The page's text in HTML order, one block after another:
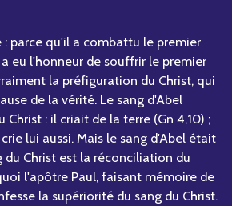
parce qu'il a combattu le premier
eu l'honneur de souffrir le premier
la préfiguration du Christ, qui
de la vérité. Le sang d'Abel
Christ : il criait de la terre (Gn 4,10) ;
lui aussi. Mais le sang d'Abel était
du Christ est la réconciliation du
l'apôtre Paul, faisant mémoire de
la supériorité du sang du Christ.